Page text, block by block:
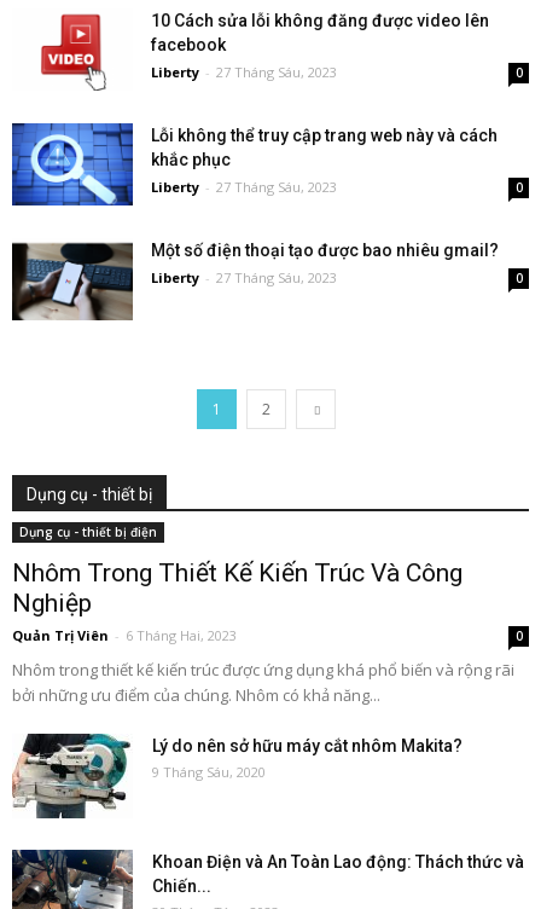
10 Cách sửa lỗi không đăng được video lên
facebook
Liberty - 27 Tháng Sáu, 2023 0
Lỗi không thể truy cập trang web này và cách
khắc phục
Liberty - 27 Tháng Sáu, 2023 0
Một số điện thoại tạo được bao nhiêu gmail?
Liberty - 27 Tháng Sáu, 2023 0
1 2
Dụng cụ - thiết bị
Dụng cụ - thiết bị điện
Nhôm Trong Thiết Kế Kiến Trúc Và Công
Nghiệp
Quản Trị Viên - 6 Tháng Hai, 2023 0
Nhôm trong thiết kế kiến trúc được ứng dụng khá phổ biến và rộng rãi
bởi những ưu điểm của chúng. Nhôm có khả năng...
Lý do nên sở hữu máy cắt nhôm Makita?
9 Tháng Sáu, 2020
Khoan Điện và An Toàn Lao động: Thách thức và
Chiến...